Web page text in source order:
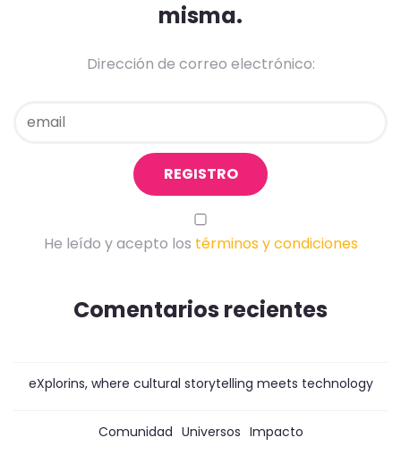
misma.
Dirección de correo electrónico:
He leído y acepto los términos y condiciones
Comentarios recientes
eXplorins, where cultural storytelling meets technology
Comunidad Universos Impacto